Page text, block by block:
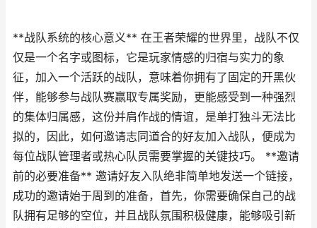
**战队系统的核心意义** 在王者荣耀的世界里，战队不仅
仅是一个名字或图标，它是玩家情感的归宿与实力的象
征，加入一个活跃的战队，意味着你拥有了固定的开黑伙
伴，能够参与战队赛赢取专属奖励，更能感受到一种强烈
的集体归属感，这份并肩作战的情谊，是单打独斗无法比
拟的，因此，如何邀请志同道合的好友加入战队，便成为
每位战队管理者或热心队员需要掌握的关键技巧。 **邀请
前的必要准备** 邀请好友入队绝非简单地发送一个链接，
成功的邀请始于周到的准备，首先，你需要确保自己的战
队拥有足够的空位，并且战队氛围积极健康，能够吸引新